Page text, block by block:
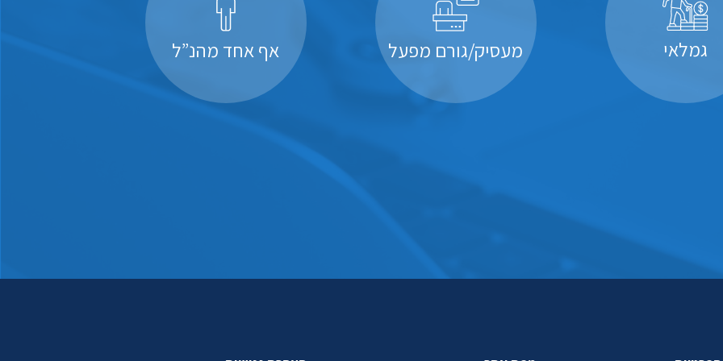
גמלאי מעסיק/גורם מפעל אף אחד מהנ”ל